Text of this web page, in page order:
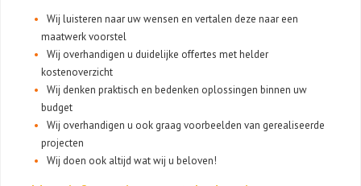
Wij luisteren naar uw wensen en vertalen deze naar een
maatwerk voorstel
Wij overhandigen u duidelijke offertes met helder
kostenoverzicht
Wij denken praktisch en bedenken oplossingen binnen uw
budget
Wij overhandigen u ook graag voorbeelden van gerealiseerde
projecten
Wij doen ook altijd wat wij u beloven!